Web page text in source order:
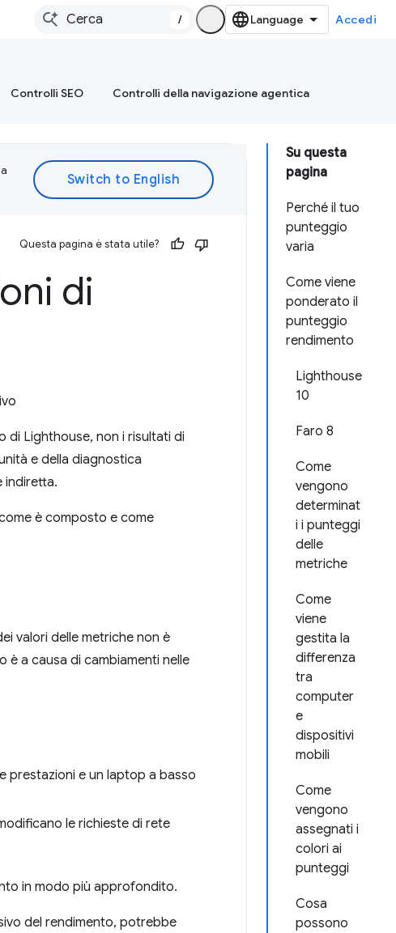
/ Accedi
Controlli SEO Controlli della navigazione agentica
Su questa
pagina
Perché il tuo
punteggio
varia
Come viene
ponderato il
punteggio
rendimento
Lighthouse
10
Faro 8
Come
vengono
determinat
i i punteggi
delle
metriche
Come
viene
gestita la
differenza
tra
computer
e
dispositivi
mobili
Come
vengono
assegnati i
colori ai
punteggi
Cosa
possono
Questa pagina è stata utile?
di
Lighthouse, non i risultati di
e della diagnostica
indiretta.
è composto e come
valori delle metriche non è
a causa di cambiamenti nelle
prestazioni e un laptop a basso
le richieste di rete
in modo più approfondito.
del rendimento, potrebbe